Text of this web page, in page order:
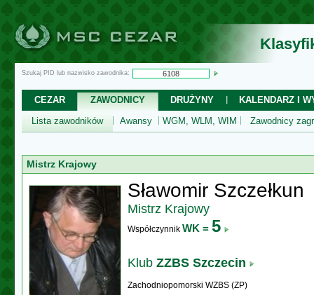
Szukaj PID lub nazwisko zawodnika:
CEZAR ZAWODNICY DRUŻYNY
KALENDARZ I
Lista zawodników
Awansy WGM, WLM, WIM Zawodnicy
Mistrz Krajowy
Sławomir Szczełkun
Mistrz Krajowy
Współczynnik WK = 5
Klub ZZBS Szczecin
Zachodniopomorski WZBS (ZP)